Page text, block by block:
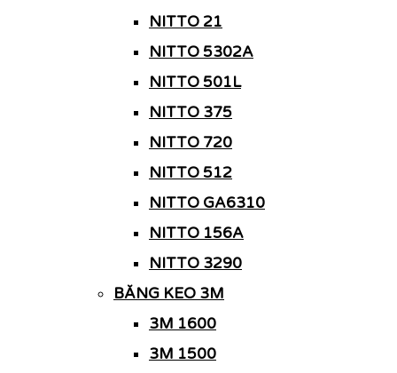
NITTO 21
NITTO 5302A
NITTO 501L
NITTO 375
NITTO 720
NITTO 512
NITTO GA6310
NITTO 156A
NITTO 3290
BĂNG KEO 3M
3M 1600
3M 1500